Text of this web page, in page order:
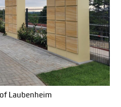
Laubenheim